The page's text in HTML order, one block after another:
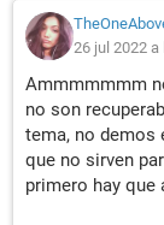
26 jul 2022 a
Ammmmmmm
no son
tema, no demos
que no sirven
primero hay que